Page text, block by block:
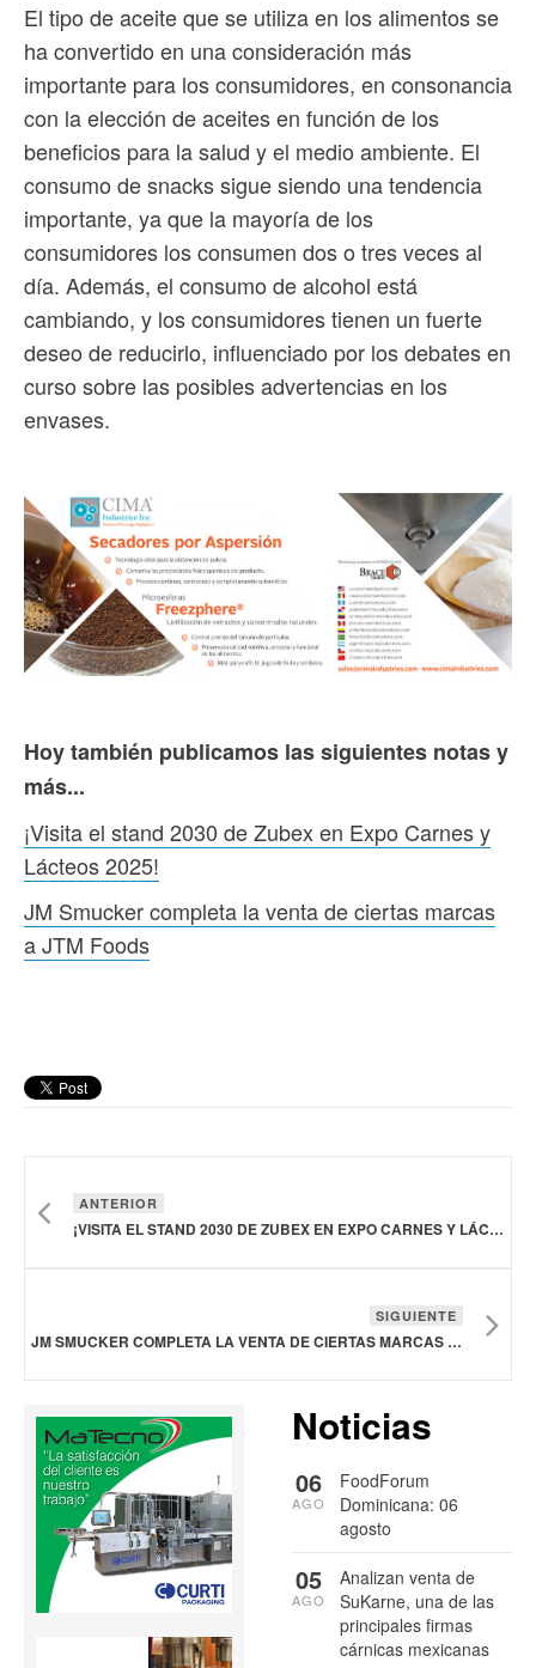
El tipo de aceite que se utiliza en los alimentos se
ha convertido en una consideración más
importante para los consumidores, en consonancia
con la elección de aceites en función de los
beneficios para la salud y el medio ambiente. El
consumo de snacks sigue siendo una tendencia
importante, ya que la mayoría de los
consumidores los consumen dos o tres veces al
día. Además, el consumo de alcohol está
cambiando, y los consumidores tienen un fuerte
deseo de reducirlo, influenciado por los debates en
curso sobre las posibles advertencias en los
envases.
Hoy también publicamos las siguientes notas y
más...
¡Visita el stand 2030 de Zubex en Expo Carnes y
Lácteos 2025!
JM Smucker completa la venta de ciertas marcas
a JTM Foods
ANTERIOR
¡VISITA EL STAND 2030 DE ZUBEX EN EXPO CARNES Y LÁCTEOS 2025!
SIGUIENTE
JM SMUCKER COMPLETA LA VENTA DE CIERTAS MARCAS A JTM FOODS
Noticias
FoodForum
Dominicana: 06
agosto
06
AGO
Analizan venta de
SuKarne, una de las
principales firmas
cárnicas mexicanas
05
AGO